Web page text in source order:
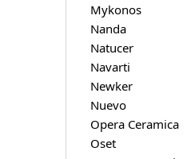
Mykonos
Nanda
Natucer
Navarti
Newker
Nuevo
Opera Ceramica
Oset